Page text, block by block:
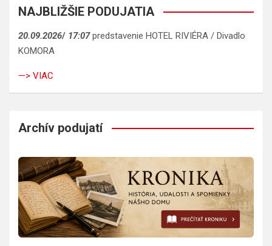
NAJBLIŽŠIE PODUJATIA
20.09.2026/ 17:07predstavenie HOTEL RIVIÉRA / Divadlo
KOMORA
—> VIAC
Archív podujatí